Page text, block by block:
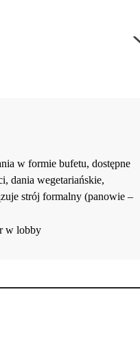
w formie bufetu, dostępne
dania wegetariańskie,
strój formalny (panowie –
w lobby